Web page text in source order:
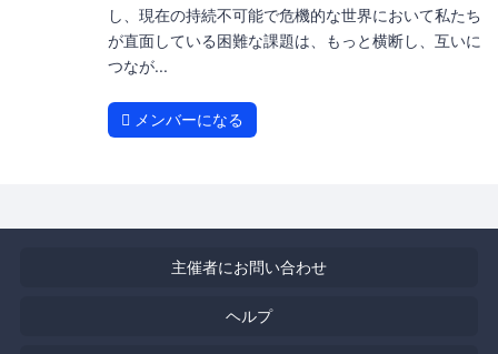
し、現在の持続不可能で危機的な世界において私たち
が直面している困難な課題は、もっと横断し、互いに
つなが...
メンバーになる
主催者にお問い合わせ
ヘルプ